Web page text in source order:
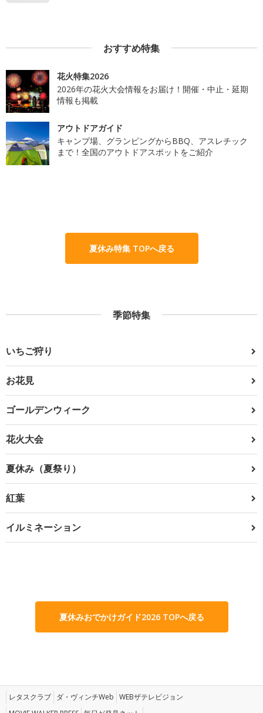
おすすめ特集
花火特集2026
2026年の花火大会情報をお届け！開催・中止・延期
情報も掲載
アウトドアガイド
キャンプ場、グランピングからBBQ、アスレチック
まで！全国のアウトドアスポットをご紹介
夏休み特集 TOPへ戻る
季節特集
いちご狩り
お花見
ゴールデンウィーク
花火大会
夏休み（夏祭り）
紅葉
イルミネーション
夏休みおでかけガイド2026 TOPへ戻る
レタスクラブ ダ・ヴィンチWeb WEBザテレビジョン